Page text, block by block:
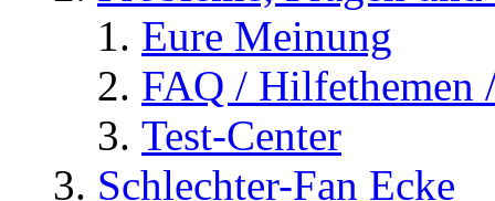
Eure Meinung
FAQ / Hilfethemen
Test-Center
Schlechter-Fan Ecke